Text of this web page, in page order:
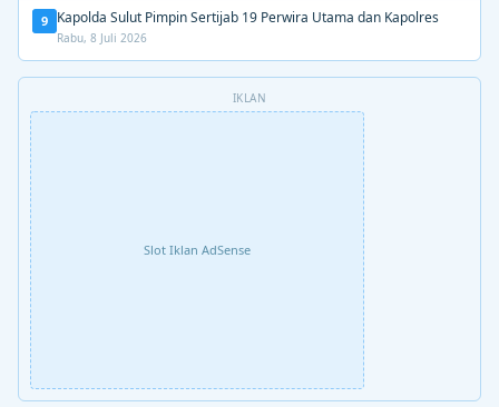
9 Kapolda Sulut Pimpin Sertijab 19 Perwira Utama dan Kapolres
Rabu, 8 Juli 2026
IKLAN
Slot Iklan AdSense